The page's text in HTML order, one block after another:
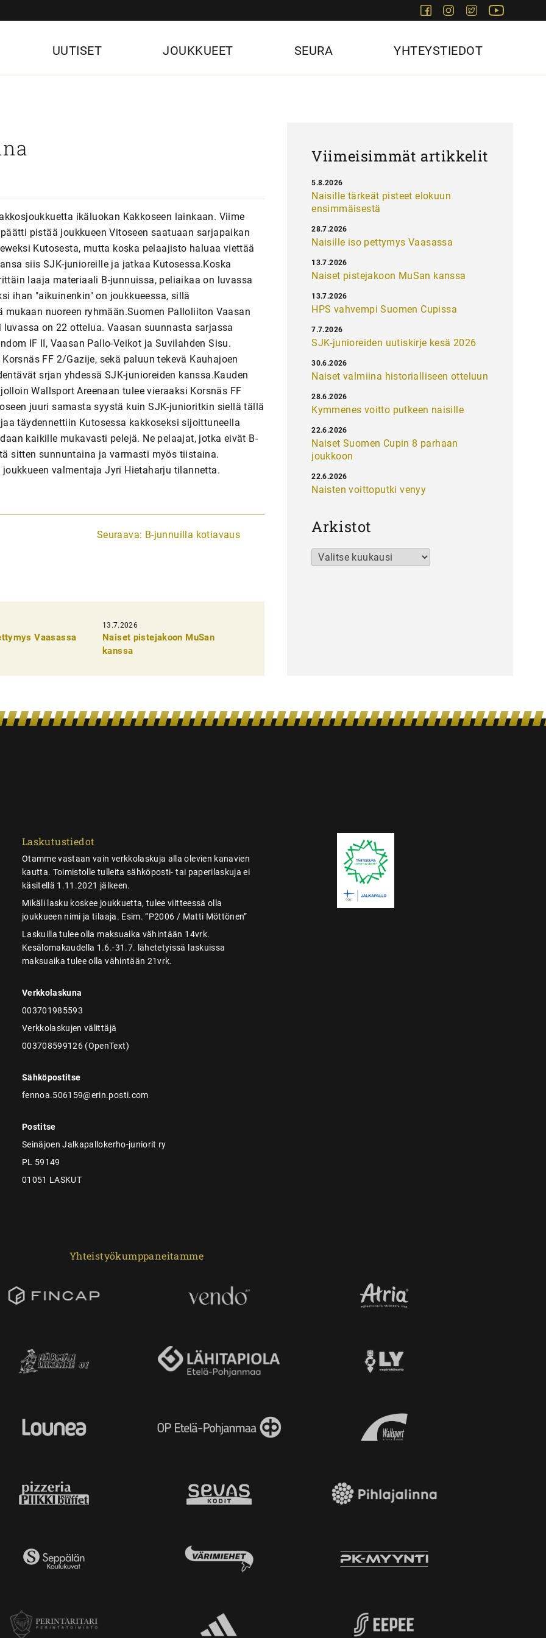
FacebookInstagram
Twitter
UUTISET JOUKKUEET SEURA YHTEYSTIEDOT
ikäluokan Kakkoseen lainkaan. Viime
pistää joukkueen Vitoseen saatuaan sarjapaikan
Kutosesta, mutta koska pelaajisto haluaa viettää
siis SJK-junioreille ja jatkaa Kutosessa.Koska
laaja materiaali B-junnuissa, peliaikaa on luvassa
ihan "aikuinenkin" on joukkueessa, sillä
nuoreen ryhmään.Suomen Palloliiton Vaasan
on 22 ottelua. Vaasan suunnasta sarjassa
IF II, Vaasan Pallo-Veikot ja Suvilahden Sisu.
FF 2/Gazije, sekä paluun tekevä Kauhajoen
srjan yhdessä SJK-junioreiden kanssa.Kauden
Wallsport Areenaan tulee vieraaksi Korsnäs FF
juuri samasta syystä kuin SJK-junioritkin siellä tällä
täydennettiin Kutosessa kakkoseksi sijoittuneella
kaikille mukavasti pelejä. Ne pelaajat, jotka eivät B-
sitten sunnuntaina ja varmasti myös tiistaina.
valmentaja Jyri Hietaharju tilannetta.
Seuraava: B-junnuilla kotiavaus
Vaasassa
13.7.2026
Naiset pistejakoon MuSan
kanssa
Viimeisimmät artikkelit
Naisille tärkeät pisteet elokuun
ensimmäisestä
5.8.2026
Naisille iso pettymys Vaasassa
28.7.2026
Naiset pistejakoon MuSan kanssa
13.7.2026
HPS vahvempi Suomen Cupissa
13.7.2026
SJK-junioreiden uutiskirje kesä 2026
7.7.2026
Naiset valmiina historialliseen otteluun
30.6.2026
Kymmenes voitto putkeen naisille
28.6.2026
Naiset Suomen Cupin 8 parhaan
joukkoon
22.6.2026
Naisten voittoputki venyy
22.6.2026
Arkistot
Arkistot
Laskutustiedot
Otamme vastaan vain verkkolaskuja alla olevien kanavien
kautta. Toimistolle tulleita sähköposti- tai paperilaskuja ei
käsitellä 1.11.2021 jälkeen.
Mikäli lasku koskee joukkuetta, tulee viitteessä olla
joukkueen nimi ja tilaaja. Esim. ”P2006 / Matti Möttönen”
Laskuilla tulee olla maksuaika vähintään 14vrk.
Kesälomakaudella 1.6.-31.7. lähetetyissä laskuissa
maksuaika tulee olla vähintään 21vrk.
Verkkolaskuna
003701985593
Verkkolaskujen välittäjä
003708599126 (OpenText)
Sähköpostitse
fennoa.506159@erin.posti.com
Postitse
Seinäjoen Jalkapallokerho-juniorit ry
PL 59149
01051 LASKUT
Yhteistyökumppaneitamme